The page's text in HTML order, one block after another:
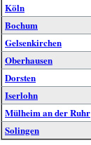
Köln
Bochum
Gelsenkirchen
Oberhausen
Dorsten
Iserlohn
Mülheim an der Ruhr
Solingen